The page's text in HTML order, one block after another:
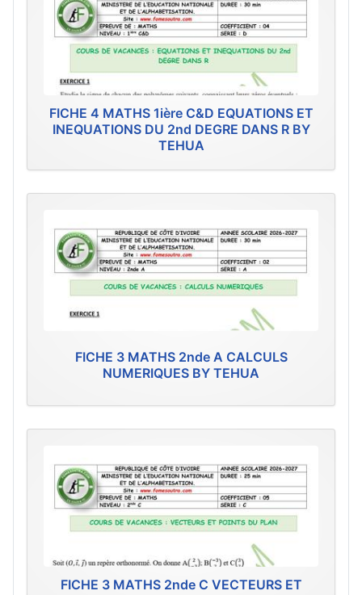
FICHE 4 MATHS 1ière C&D EQUATIONS ET
INEQUATIONS DU 2nd DEGRE DANS R BY
TEHUA
FICHE 3 MATHS 2nde A CALCULS
NUMERIQUES BY TEHUA
FICHE 3 MATHS 2nde C VECTEURS ET